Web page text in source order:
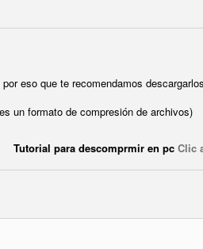
eso que te recomendamos
un formato de compresión de archivos)
Tutorial para descomprmir en pc Clic